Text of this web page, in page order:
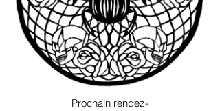
Prochain rendez-